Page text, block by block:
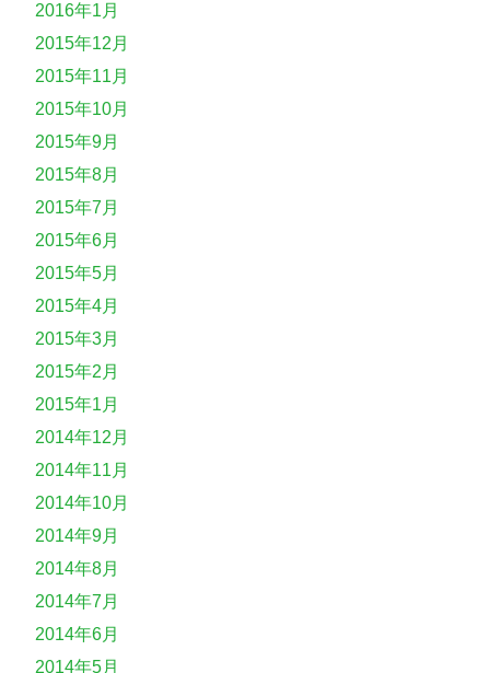
2016年1月
2015年12月
2015年11月
2015年10月
2015年9月
2015年8月
2015年7月
2015年6月
2015年5月
2015年4月
2015年3月
2015年2月
2015年1月
2014年12月
2014年11月
2014年10月
2014年9月
2014年8月
2014年7月
2014年6月
2014年5月